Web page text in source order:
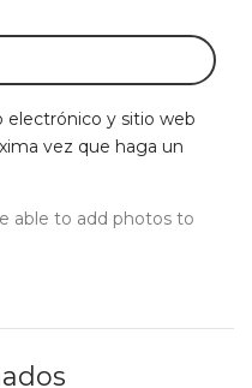
electrónico y sitio web
vez que haga un
able to add photos to